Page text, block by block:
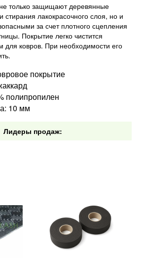
только защищают деревянные
стирания лакокрасочного слоя, но и
за счет плотного сцепления
Покрытие легко чистится
для ковров. При необходимости его
покрытие
полипропилен
10 мм
Лидеры продаж: